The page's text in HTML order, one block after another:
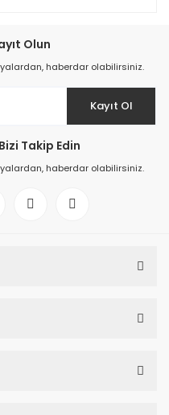
Olun
haberdar olabilirsiniz.
Kayıt Ol
Takip Edin
haberdar olabilirsiniz.